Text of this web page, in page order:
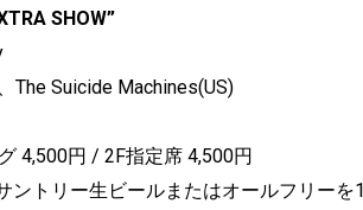
SHOW”
The Suicide Machines(US)
4,500円 / 2F指定席 4,500円
トリー生ビールまたはオールフリーを